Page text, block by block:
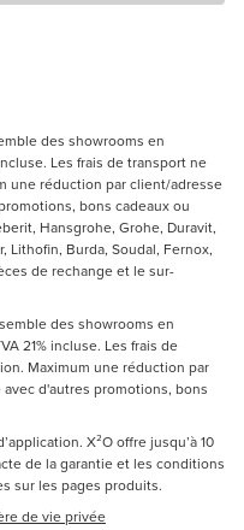
des showrooms en
Les frais de transport ne
une réduction par client/adresse
bons cadeaux ou
Hansgrohe, Grohe, Duravit,
Lithofin, Burda, Soudal, Fernox,
de rechange et le sur-
des showrooms en
21% incluse. Les frais de
Maximum une réduction par
d'autres promotions, bons
X²O offre jusqu’à 10
de la garantie et les conditions
sur les pages produits.
de vie privée